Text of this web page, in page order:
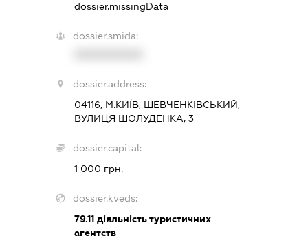
dossier.missingData
dossier.smida:
dossier.address:
04116, М.КИЇВ, ШЕВЧЕНКІВСЬКИЙ,
ВУЛИЦЯ ШОЛУДЕНКА, 3
dossier.capital:
1 000 грн.
dossier.kveds:
79.11 діяльність туристичних
агентств